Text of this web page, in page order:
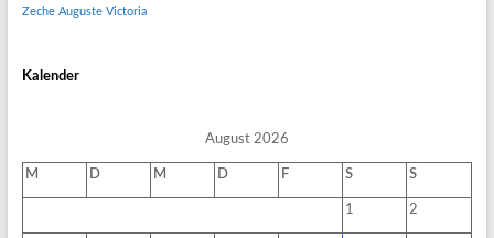
Zeche Auguste Victoria
Kalender
August 2026
M D M D F S S
1 2